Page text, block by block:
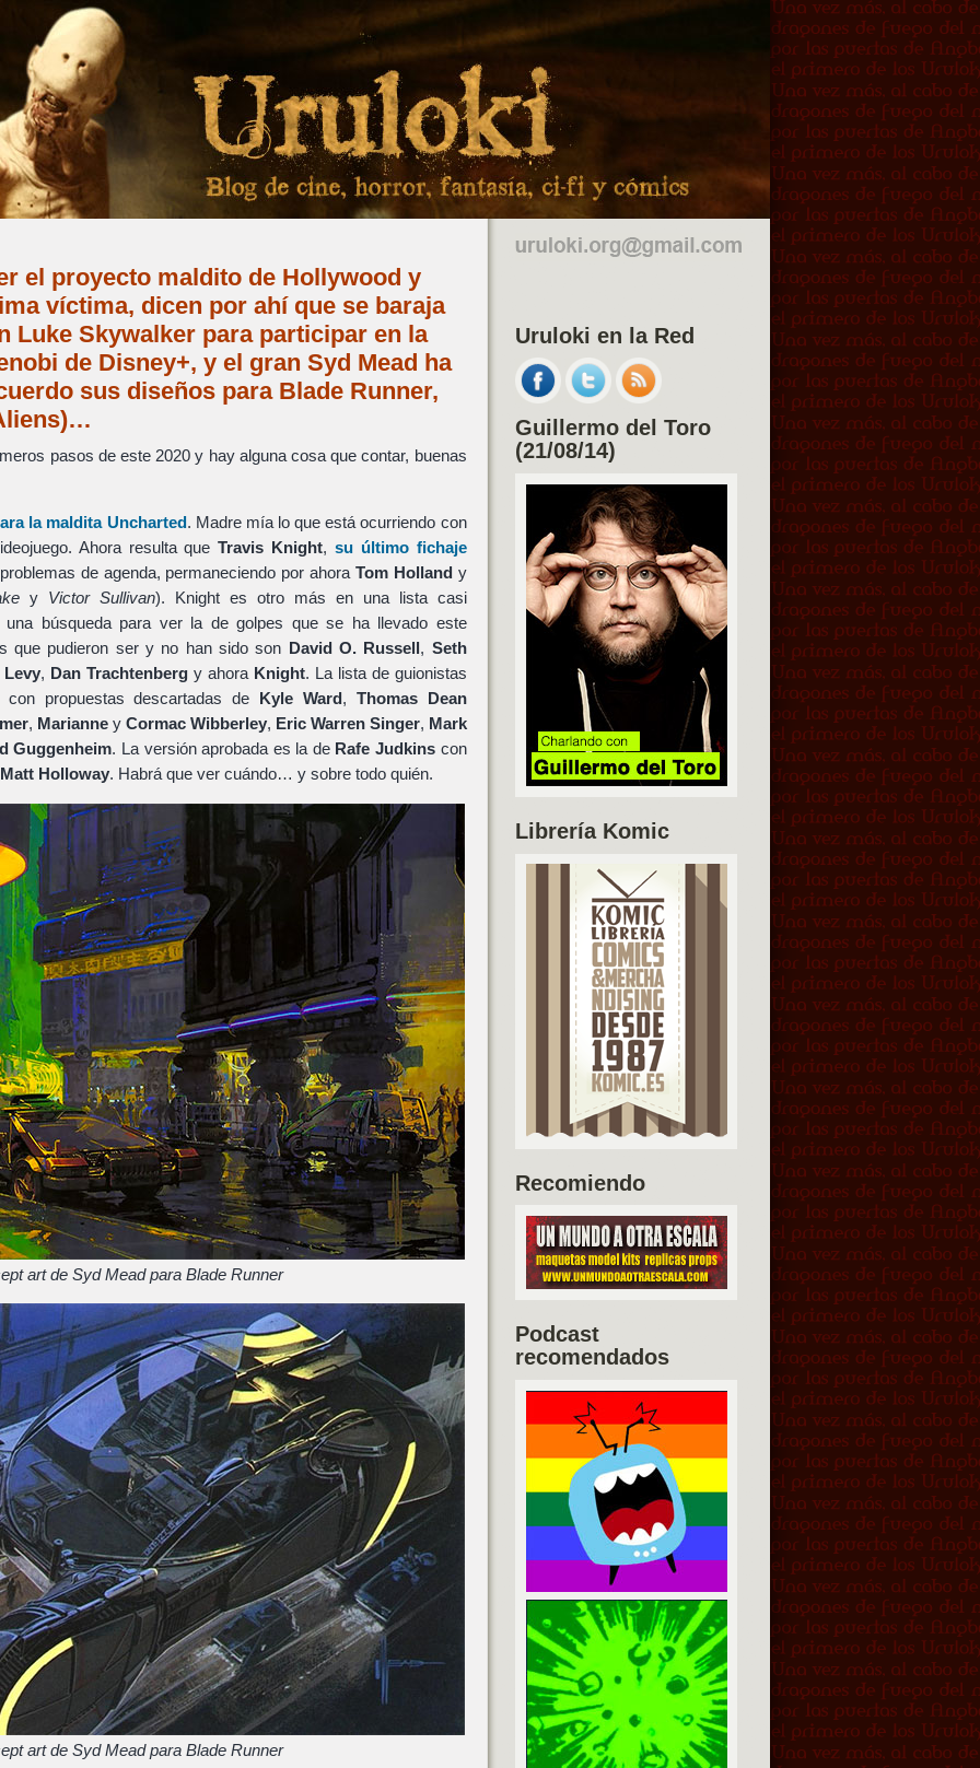
el proyecto maldito de Hollywood y
víctima, dicen por ahí que se baraja
Luke Skywalker para participar en la
de Disney+, y el gran Syd Mead ha
sus diseños para Blade Runner,
pasos de este 2020 y hay alguna cosa que contar, buenas
la maldita Uncharted. Madre mía lo que está ocurriendo con
Ahora resulta queTravis Knight, su último fichaje
de agenda, permaneciendo por ahora Tom Hollandy
y Victor Sullivan). Knight es otro más en una lista casi
una búsqueda para ver la de golpes que se ha llevado este
que pudieron ser y no han sido son David O. Russell, Seth
, Dan Trachtenbergy ahora Knight. La lista de guionistas
propuestas descartadas de Kyle Ward, Thomas Dean
, Marianney Cormac Wibberley, Eric Warren Singer, Mark
Guggenheim. La versión aprobada es la de Rafe Judkins con
Matt Holloway. Habrá que ver cuándo… y sobre todo quién.
art de Syd Mead para Blade Runner
art de Syd Mead para Blade Runner
Uruloki en la Red
Guillermo del Toro
(21/08/14)
Librería Komic
Recomiendo
Podcast
recomendados